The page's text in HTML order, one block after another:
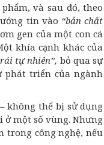
và sau đó, theo
tin vào “bản chất
gen của một con cá
khía cạnh khác của
tự nhiên”, bỏ qua sự
phát triển của ngành
không thể bị sử dụng
ở một số vùng. Nhưng
trong công nghệ, nếu